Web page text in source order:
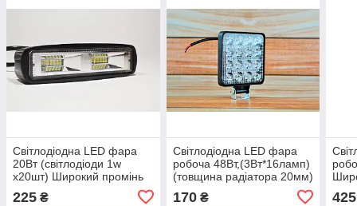
Світлодіодна LED фара
20Вт (світлодіоди 1w
х20шт) Широкий промінь
225 ₴
Світлодіодна LED фара
робоча 48Вт,(3Вт*16ламп)
(товщина радіатора 20мм)
170₴ 425